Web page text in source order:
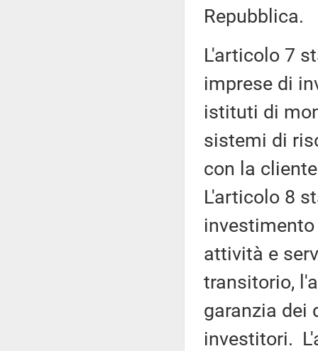
Repubblica.
L'articolo 7
imprese di
istituti di
sistemi di
con la
L'articolo 8
attività e
transitorio,
garanzia dei
investitori.